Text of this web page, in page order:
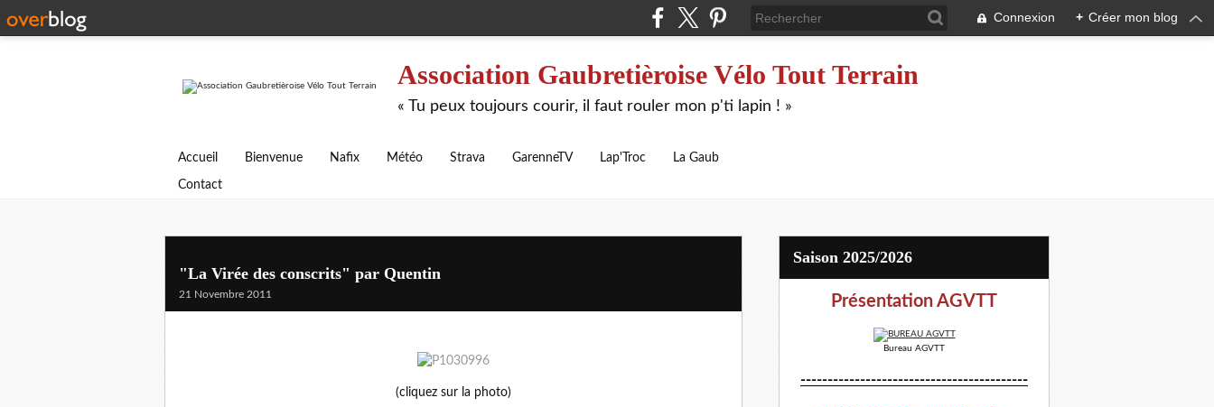
Connexion + Créer mon blog
Association Gaubretièroise Vélo Tout Terrain
« Tu peux toujours courir, il faut rouler mon p'ti lapin ! »
Accueil Bienvenue Nafix Météo Strava GarenneTV Lap'Troc La Gaub
Contact
"La Virée des conscrits" par Quentin
21 Novembre 2011
(cliquez sur la photo)
Saison 2025/2026
Présentation AGVTT
Bureau AGVTT
------------------------------------------